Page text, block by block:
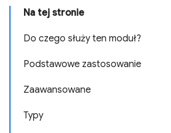
Na tej stronie
Do czego służy ten moduł?
Podstawowe zastosowanie
Zaawansowane
Typy